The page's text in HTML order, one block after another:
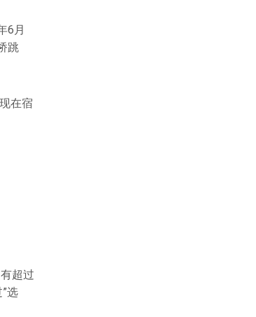
6月
跳
在宿
超过
选